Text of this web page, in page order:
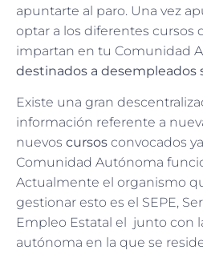
apuntarte al paro. Una vez
optar a los diferentes cursos
impartan en tu Comunidad
destinados a desempleados
Existe una gran
información referente a
nuevos cursos convocados
Comunidad Autónoma
Actualmente el organismo
gestionar esto es el SEPE,
Empleo Estatal el junto con
autónoma en la que se